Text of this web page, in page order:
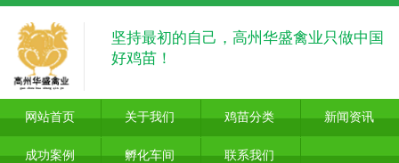
坚持最初的自己，高州华盛禽业只做中国
好鸡苗！
网站首页 关于我们 鸡苗分类 新闻资讯
成功案例 孵化车间 联系我们